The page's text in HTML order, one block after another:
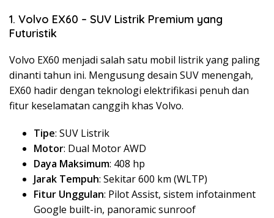
1. Volvo EX60 – SUV Listrik Premium yang
Futuristik
Volvo EX60 menjadi salah satu mobil listrik yang paling
dinanti tahun ini. Mengusung desain SUV menengah,
EX60 hadir dengan teknologi elektrifikasi penuh dan
fitur keselamatan canggih khas Volvo.
Tipe: SUV Listrik
Motor: Dual Motor AWD
Daya Maksimum: 408 hp
Jarak Tempuh: Sekitar 600 km (WLTP)
Fitur Unggulan: Pilot Assist, sistem infotainment
Google built-in, panoramic sunroof